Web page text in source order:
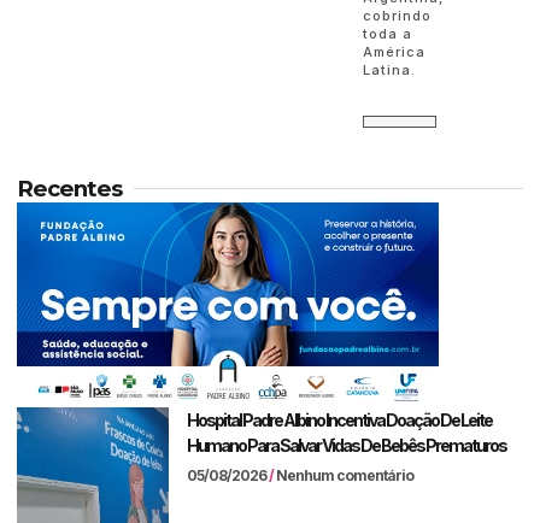
cobrindo
toda a
América
Latina.
Recentes
Hospital Padre Albino Incentiva Doação De Leite
Humano Para Salvar Vidas De Bebês Prematuros
05/08/2026 Nenhum comentário